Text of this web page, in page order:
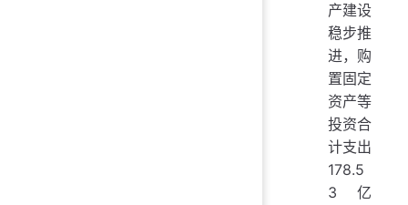
产建设
稳步推
进，购
置固定
资产等
投资合
计支出
178.5
3亿